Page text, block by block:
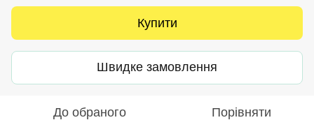
Купити
Швидке замовлення
До обраного Порівняти